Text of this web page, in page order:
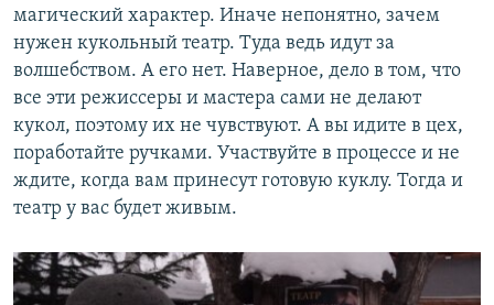
магический характер. Иначе непонятно, зачем
нужен кукольный театр. Туда ведь идут за
волшебством. А его нет. Наверное, дело в том, что
все эти режиссеры и мастера сами не делают
кукол, поэтому их не чувствуют. А вы идите в цех,
поработайте ручками. Участвуйте в процессе и не
ждите, когда вам принесут готовую куклу. Тогда и
театр у вас будет живым.